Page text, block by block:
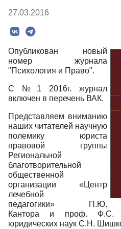
27.03.2016
Опубликован новый
номер журнала
"Психология и Право".
С №1 2016г. журнал
включен в перечень ВАК.
Представляем вниманию
наших читателей научную
полемику юриста
правовой группы
Региональной
благотворительной
общественной
организации «Центр
лечебной
педагогики» П.Ю.
Кантора и проф. Ф.С.
юридических наук С.Н.